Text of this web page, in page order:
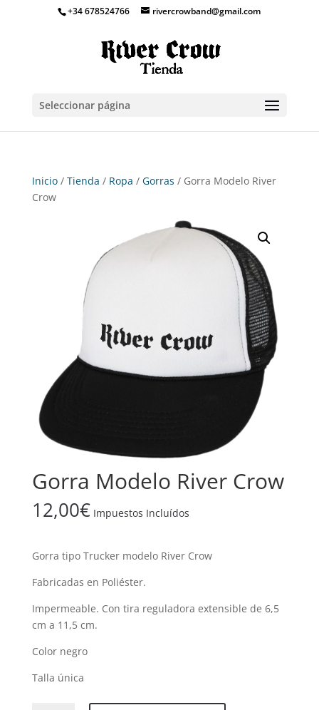
+34 678524766 rivercrowband@gmail.com
Seleccionar página
Inicio/ Tienda / Ropa / Gorras / Gorra Modelo River
Crow
Gorra Modelo River Crow
12,00€ Impuestos Incluídos
Gorra tipo Trucker modelo River Crow
Fabricadas en Poliéster.
Impermeable. Con tira reguladora extensible de 6,5
cm a 11,5 cm.
Color negro
Talla única